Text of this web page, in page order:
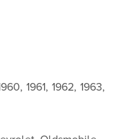
1961, 1962, 1963,